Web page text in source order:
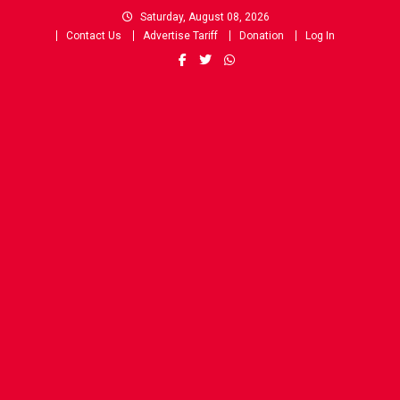
Saturday, August 08, 2026
Contact Us
Advertise Tariff Donation Log In